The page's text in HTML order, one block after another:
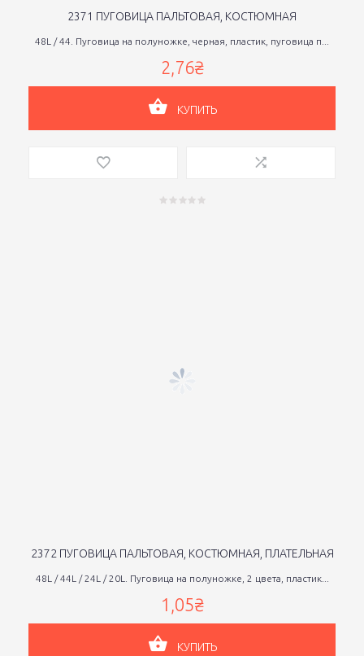
2371 ПУГОВИЦА ПАЛЬТОВАЯ, КОСТЮМНАЯ
48L / 44. Пуговица на полуножке, черная, пластик, пуговица п...
2,76₴
КУПИТЬ
2372 ПУГОВИЦА ПАЛЬТОВАЯ, КОСТЮМНАЯ, ПЛАТЕЛЬНАЯ
48L / 44L / 24L / 20L. Пуговица на полуножке, 2 цвета, пластик...
1,05₴
КУПИТЬ